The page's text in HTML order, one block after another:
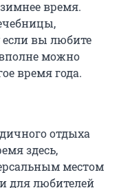
время.
вы любите
можно
время года.
отдыха
здесь,
местом
для любителей